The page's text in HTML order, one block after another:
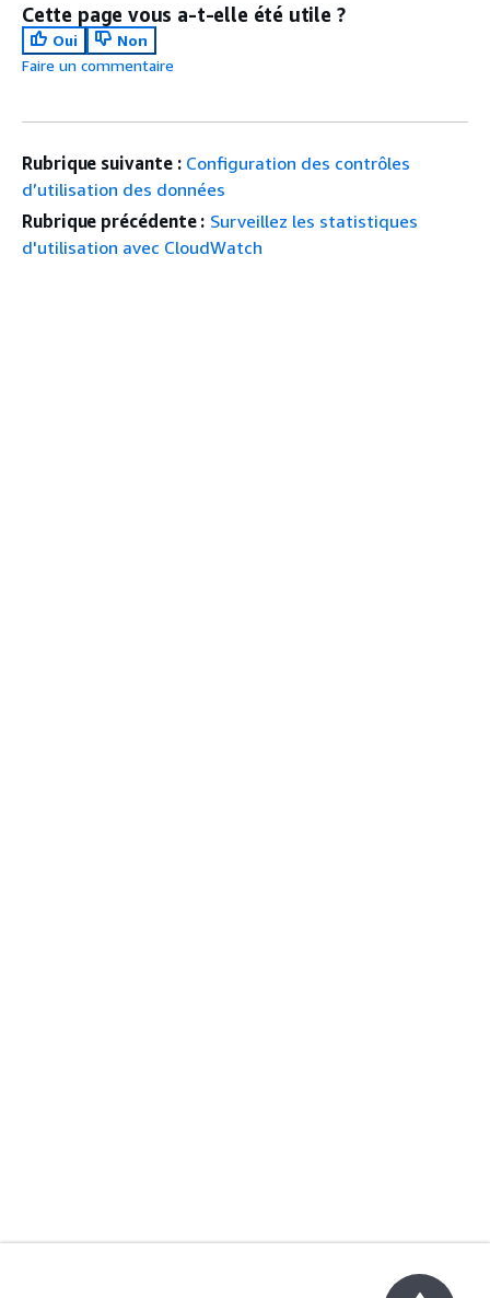
Cette page vous a-t-elle été utile ?
Oui
Non
Faire un commentaire
Rubrique suivante : Configuration des contrôles
d’utilisation des données
Rubrique précédente : Surveillez les statistiques
d'utilisation avec CloudWatch